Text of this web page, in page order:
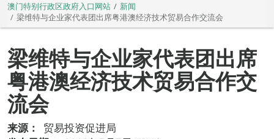
澳门特别行政区政府入口网站
新闻
梁维特与企业家代表团出席粤港澳经济技术贸易合作交流会
梁维特与企业家代表团出席
粤港澳经济技术贸易合作交
流会
来源：
贸易投资促进局